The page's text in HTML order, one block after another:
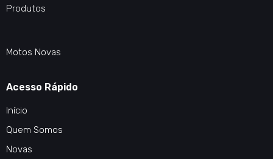
Produtos
Motos Novas
Acesso Rápido
Início
Quem Somos
Novas